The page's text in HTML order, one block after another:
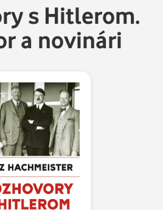
s Hitlerom.
a novinári